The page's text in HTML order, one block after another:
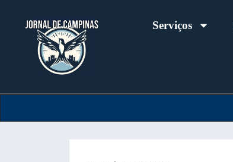
Serviços